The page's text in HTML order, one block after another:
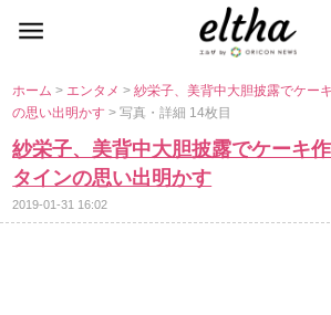
ホーム> エンタメ>紗栄子、美背中大胆披露でケー
の思い出明かす> 写真・詳細 14枚目
紗栄子、美背中大胆披露でケーキ
タインの思い出明かす
2019-01-31 16:02